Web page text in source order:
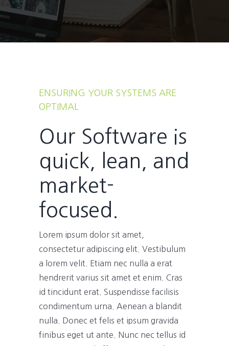
ENSURING YOUR SYSTEMS ARE
OPTIMAL
Our Software is
quick, lean, and
market-
focused.
Lorem ipsum dolor sit amet,
consectetur adipiscing elit. Vestibulum
a lorem velit. Etiam nec nulla a erat
hendrerit varius sit amet et enim. Cras
id tincidunt erat. Suspendisse facilisis
condimentum urna. Aenean a blandit
nulla. Donec et felis et ipsum gravida
finibus eget ut ante. Nunc nec tellus id